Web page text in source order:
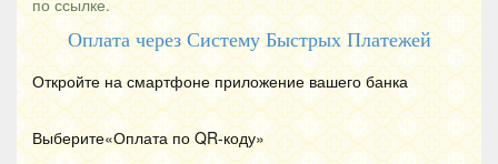
по ссылке.
Оплата через Систему Быстрых Платежей
Откройте на смартфоне приложение вашего банка
Выберите«Оплата по QR-коду»